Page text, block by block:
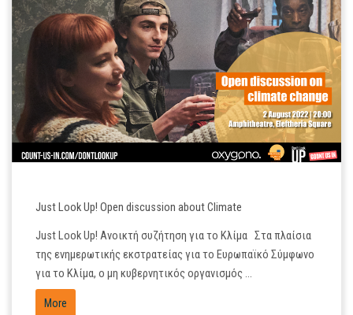
JUL
Just Look Up! Open discussion about Climate
Just Look Up! Ανοικτή συζήτηση για το Κλίμα Στα πλαίσια
της ενημερωτικής εκστρατείας για το Ευρωπαϊκό Σύμφωνο
για το Κλίμα, ο μη κυβερνητικός οργανισμός ...
More